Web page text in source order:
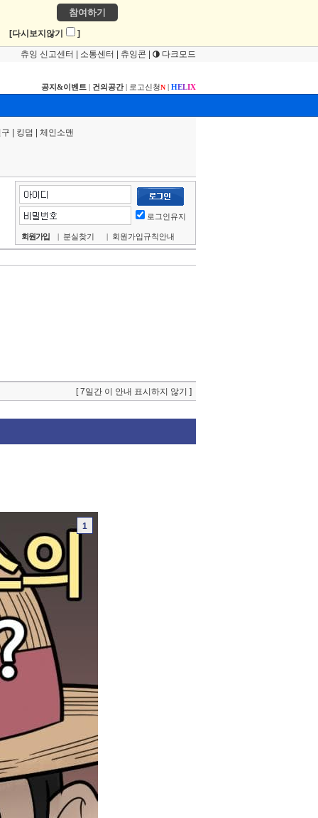
참여하기
[다시보지않기 ]
츄잉 신고센터 소통센터 츄잉콘 다크모드
공지&이벤트 | 건의공간| 로고신청N | HELIX
킹덤 체인소맨
로그인유지
회원가입 | 분실찾기 | 회원가입규칙안내
[ 7일간 이 안내 표시하지 않기 ]
1